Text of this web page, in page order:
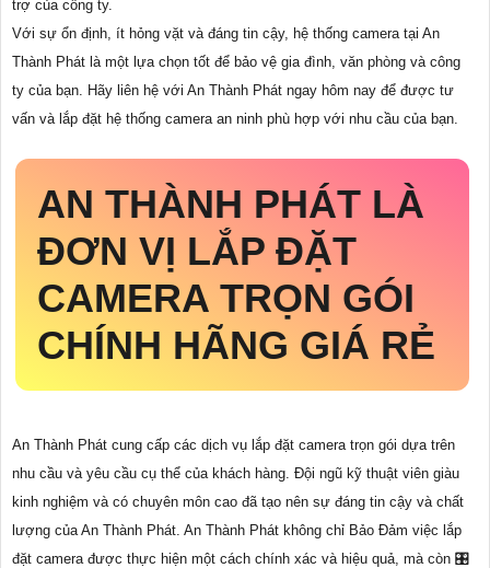
trợ của công ty.
Với sự ổn định, ít hỏng vặt và đáng tin cậy, hệ thống camera tại An
Thành Phát là một lựa chọn tốt để bảo vệ gia đình, văn phòng và công
ty của bạn. Hãy liên hệ với An Thành Phát ngay hôm nay để được tư
vấn và lắp đặt hệ thống camera an ninh phù hợp với nhu cầu của bạn.
AN THÀNH PHÁT LÀ
ĐƠN VỊ LẮP ĐẶT
CAMERA TRỌN GÓI
CHÍNH HÃNG GIÁ RẺ
An Thành Phát cung cấp các dịch vụ lắp đặt camera trọn gói dựa trên
nhu cầu và yêu cầu cụ thể của khách hàng. Đội ngũ kỹ thuật viên giàu
kinh nghiệm và có chuyên môn cao đã tạo nên sự đáng tin cậy và chất
lượng của An Thành Phát. An Thành Phát không chỉ Bảo Đảm việc lắp
đặt camera được thực hiện một cách chính xác và hiệu quả, mà còn 🎛